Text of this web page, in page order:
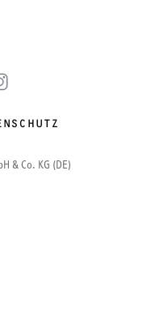
& Co. KG (DE)